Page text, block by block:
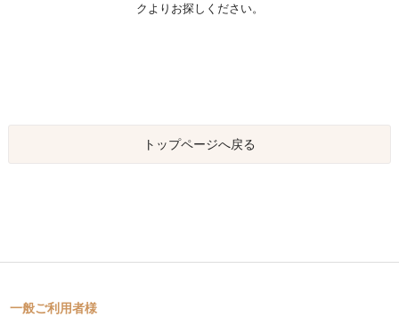
クよりお探しください。
トップページへ戻る
一般ご利用者様